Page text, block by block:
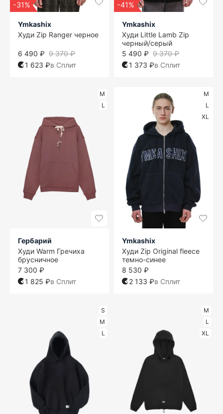
-31%
Ymkashix
Худи Zip Ranger черное
9 370 ₽
6 490 ₽
1 623 ₽в Сплит
-41%
Ymkashix
Худи Little Lamb Zip
черный/серый
9 370 ₽
5 490 ₽
1 373 ₽в Сплит
M
L
Гербарий
Худи Warm Гречиха
брусничное
7 300 ₽
1 825 ₽в Сплит
M
L
XL
Ymkashix
Худи Zip Original fleece
темно-синее
8 530 ₽
2 133 ₽в Сплит
S
M
L
M
L
XL